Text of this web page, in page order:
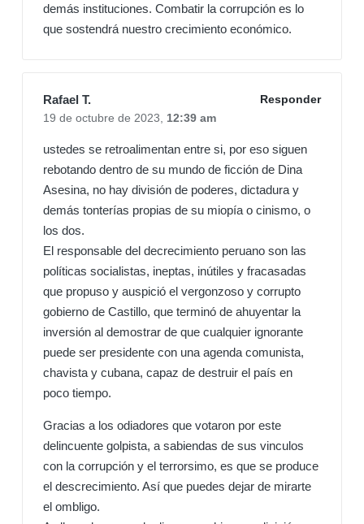
demás instituciones. Combatir la corrupción es lo
que sostendrá nuestro crecimiento económico.
Rafael T.
Responder
19 de octubre de 2023, 12:39 am
ustedes se retroalimentan entre si, por eso siguen
rebotando dentro de su mundo de ficción de Dina
Asesina, no hay división de poderes, dictadura y
demás tonterías propias de su miopía o cinismo, o
los dos.
El responsable del decrecimiento peruano son las
políticas socialistas, ineptas, inútiles y fracasadas
que propuso y auspició el vergonzoso y corrupto
gobierno de Castillo, que terminó de ahuyentar la
inversión al demostrar de que cualquier ignorante
puede ser presidente con una agenda comunista,
chavista y cubana, capaz de destruir el país en
poco tiempo.
Gracias a los odiadores que votaron por este
delincuente golpista, a sabiendas de sus vinculos
con la corrupción y el terrorsimo, es que se produce
el descrecimiento. Así que puedes dejar de mirarte
el ombligo.